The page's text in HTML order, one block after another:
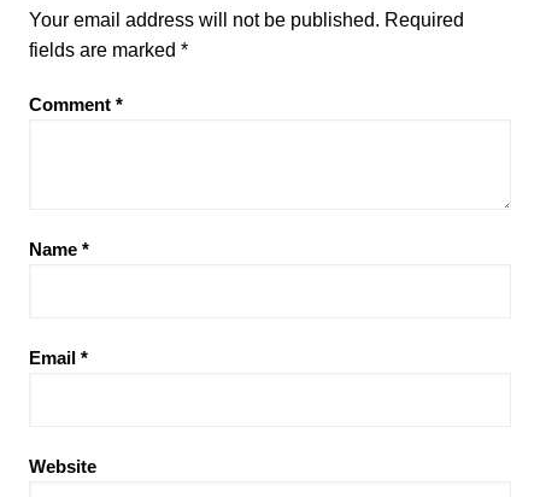
Your email address will not be published. Required
fields are marked *
Comment *
Name *
Email *
Website